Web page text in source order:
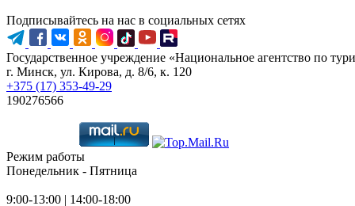
Подписывайтесь на нас в социальных сетях
Государственное учреждение «Национальное агентство по
г. Минск, ул. Кирова, д. 8/6, к. 120
+375 (17) 353-49-29
190276566
Режим работы
Понедельник - Пятница
9:00-13:00 | 14:00-18:00